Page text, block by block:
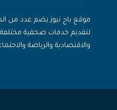
موقع باج نيوز يضم عدد من
لتقديم خدمات صحفية
والاقتصادية والرياضة